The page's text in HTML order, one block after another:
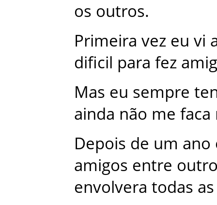
os outros.
Primeira vez eu vi
dificil para fez
Mas eu sempre
ainda não me faca
Depois de um ano
amigos entre
envolvera todas as